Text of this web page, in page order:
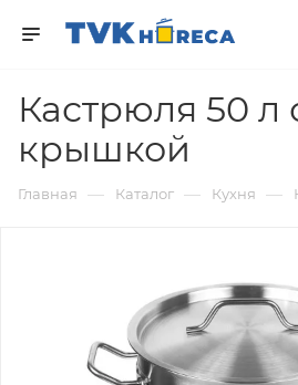
Кастрюля 50 л
крышкой
Главная — Каталог — Кухня —